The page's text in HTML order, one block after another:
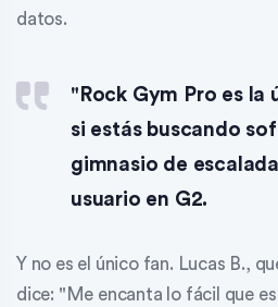
datos.
"Rock Gym Pro es la
si estás buscando
gimnasio de
usuario en G2.
Y no es el único fan. Lucas B.,
dice: "Me encanta lo fácil que